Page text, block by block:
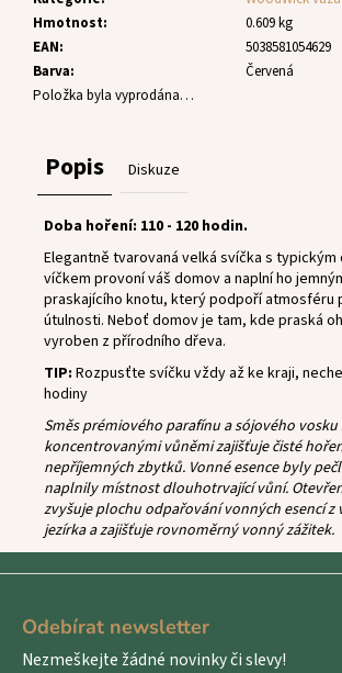
Hmotnost:
0.609 kg
EAN:
5038581054629
Barva:
Červená
Položka byla vyprodána…
Popis Diskuze
Doba hoření: 110 - 120 hodin.
Elegantně tvarovaná velká svíčka s typickým
víčkem provoní váš domov a naplní ho
praskajícího knotu, který podpoří atmosféru
útulnosti. Neboť domov je tam, kde praská
vyroben z přírodního dřeva.
TIP: Rozpusťte svíčku vždy až ke kraji,
hodiny
Směs prémiového parafínu a sójového vosku
koncentrovanými vůněmi zajišťuje čisté
nepříjemných zbytků. Vonné esence byly
naplnily místnost dlouhotrvající vůní.
zvyšuje plochu odpařování vonných esencí z
jezírka a zajišťuje rovnoměrný vonný zážitek.
Odebírat newsletter
Nezmeškejte žádné novinky či slevy!